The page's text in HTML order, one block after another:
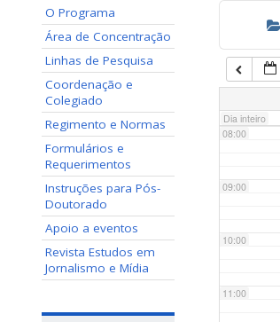
O Programa
Área de Concentração
Linhas de Pesquisa
Coordenação e
Colegiado
Regimento e Normas
Formulários e
Requerimentos
Instruções para Pós-
Doutorado
Apoio a eventos
Revista Estudos em
Jornalismo e Mídia
Dia inteiro
07:00
08:00
09:00
10:00
11:00